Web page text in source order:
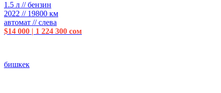
1.5 л // бензин
2022 // 19800 км
автомат // слева
$14 000 | 1 224 300 сом
бишкек